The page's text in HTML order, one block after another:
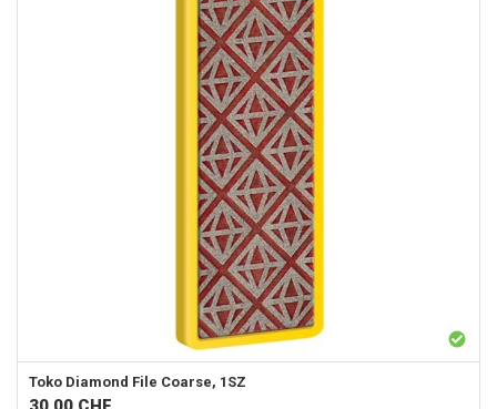
Toko Diamond File Coarse, 1SZ